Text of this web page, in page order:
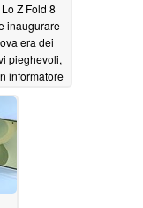
Z Fold 8
inaugurare
era dei
pieghevoli,
informatore
il peso e la